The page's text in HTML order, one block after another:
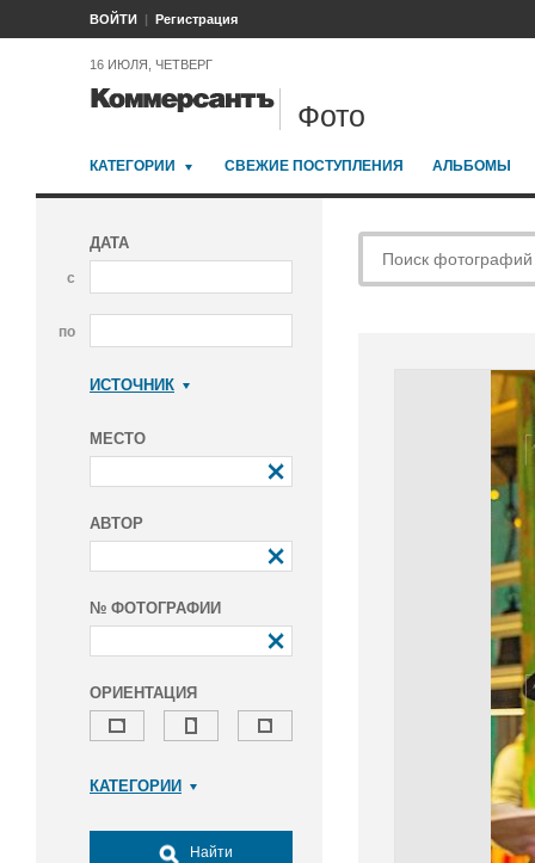
ВОЙТИ Регистрация
16 ИЮЛЯ, ЧЕТВЕРГ
Фото
КАТЕГОРИИ СВЕЖИЕ ПОСТУПЛЕНИЯ АЛЬБОМЫ
ДАТА
с
по
ИСТОЧНИК
МЕСТО
АВТОР
№ ФОТОГРАФИИ
ОРИЕНТАЦИЯ
КАТЕГОРИИ
Досуг, туризм и отдых
Найти